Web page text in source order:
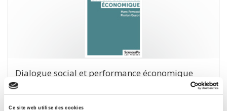
Ce site web utilise des cookies
Dialogue social et performance économique
Marc Ferracci, Florian Guyot